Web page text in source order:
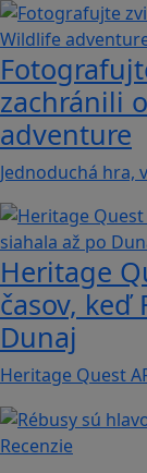
zachránili
adventure
Jednoduchá hra,
Heritage
časov, keď
Dunaj
Heritage Quest
Recenzie